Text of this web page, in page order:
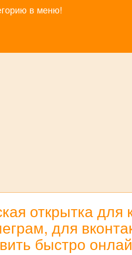
в меню!
открытка для
для
быстро